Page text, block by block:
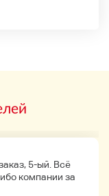
5-ый. Всё
компании за